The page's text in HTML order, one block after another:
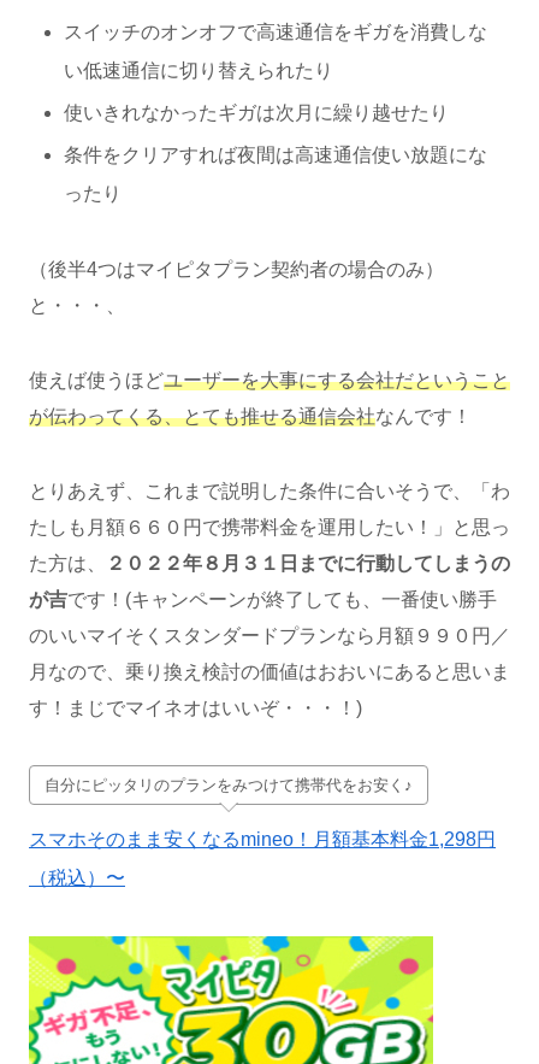
スイッチのオンオフで高速通信をギガを消費しな
い低速通信に切り替えられたり
使いきれなかったギガは次月に繰り越せたり
条件をクリアすれば夜間は高速通信使い放題にな
ったり
（後半4つはマイピタプラン契約者の場合のみ）
と・・・、
使えば使うほどユーザーを大事にする会社だということ
が伝わってくる、とても推せる通信会社なんです！
とりあえず、これまで説明した条件に合いそうで、「わ
たしも月額６６０円で携帯料金を運用したい！」と思っ
た方は、
２０２２年８月３１日までに行動してしまうの
が吉です！(キャンペーンが終了しても、一番使い勝手
のいいマイそくスタンダードプランなら月額９９０円／
月なので、乗り換え検討の価値はおおいにあると思いま
す！まじでマイネオはいいぞ・・・！)
自分にピッタリのプランをみつけて携帯代をお安く♪
スマホそのまま安くなるmineo！月額基本料金1,298円
（税込）〜